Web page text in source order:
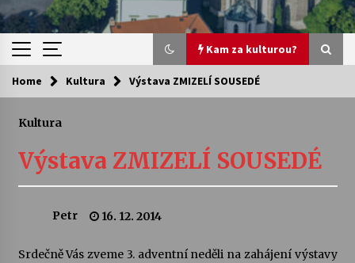
Kam za kulturou?
Kam za kulturou?
Sukuba Ensemble
4. 8. 2026
Vernisáž výstavy Josefíny Duškové: Stávám se
kapkou
Home Kultura Výstava ZMIZELÍ SOUSEDÉ
Kultura
Výstava ZMIZELÍ SOUSEDÉ
Petr 16. 12. 2014
Srdečně Vás zveme 3. adventní neděli na zahájení výstavy